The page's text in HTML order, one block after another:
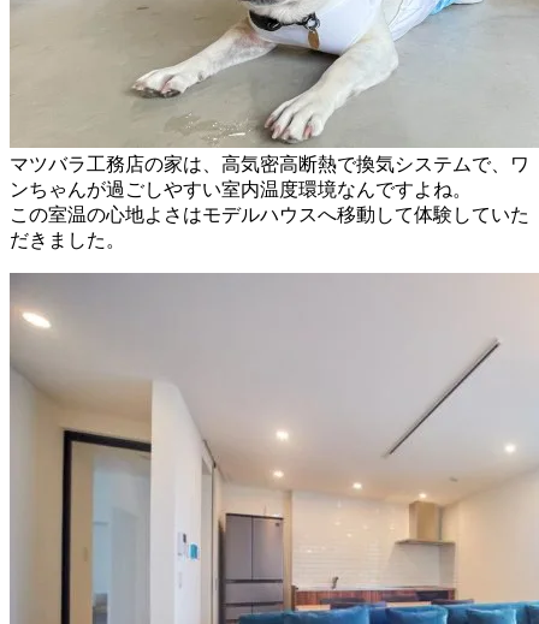
マツバラ工務店の家は、高気密高断熱で換気システムで、ワ
ンちゃんが過ごしやすい室内温度環境なんですよね。
この室温の心地よさはモデルハウスへ移動して体験していた
だきました。